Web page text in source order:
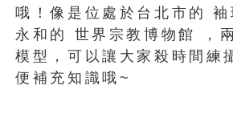
哦！像是位處於台北市的
永和的 世界宗教博物館 ，
模型，可以讓大家殺時間練
便補充知識哦~